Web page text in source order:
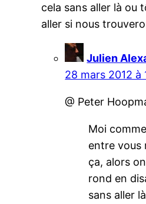
cela sans aller là ou
aller si nous
Julien
28 mars 2012 à
@ Peter
Moi
entre vous
ça, alors
rond en
sans aller